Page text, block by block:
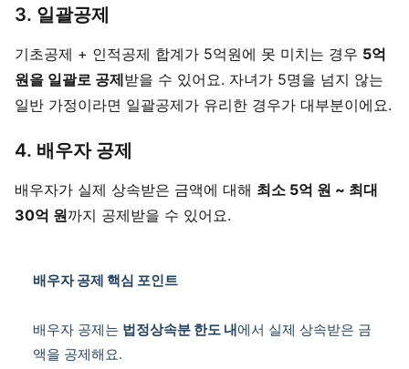
3. 일괄공제
기초공제 + 인적공제 합계가 5억원에 못 미치는 경우 5억
원을 일괄로 공제받을 수 있어요. 자녀가 5명을 넘지 않는
일반 가정이라면 일괄공제가 유리한 경우가 대부분이에요.
4. 배우자 공제
배우자가 실제 상속받은 금액에 대해 최소 5억 원 ~ 최대
30억 원까지 공제받을 수 있어요.
배우자 공제 핵심 포인트
배우자 공제는 법정상속분 한도 내에서 실제 상속받은 금
액을 공제해요.